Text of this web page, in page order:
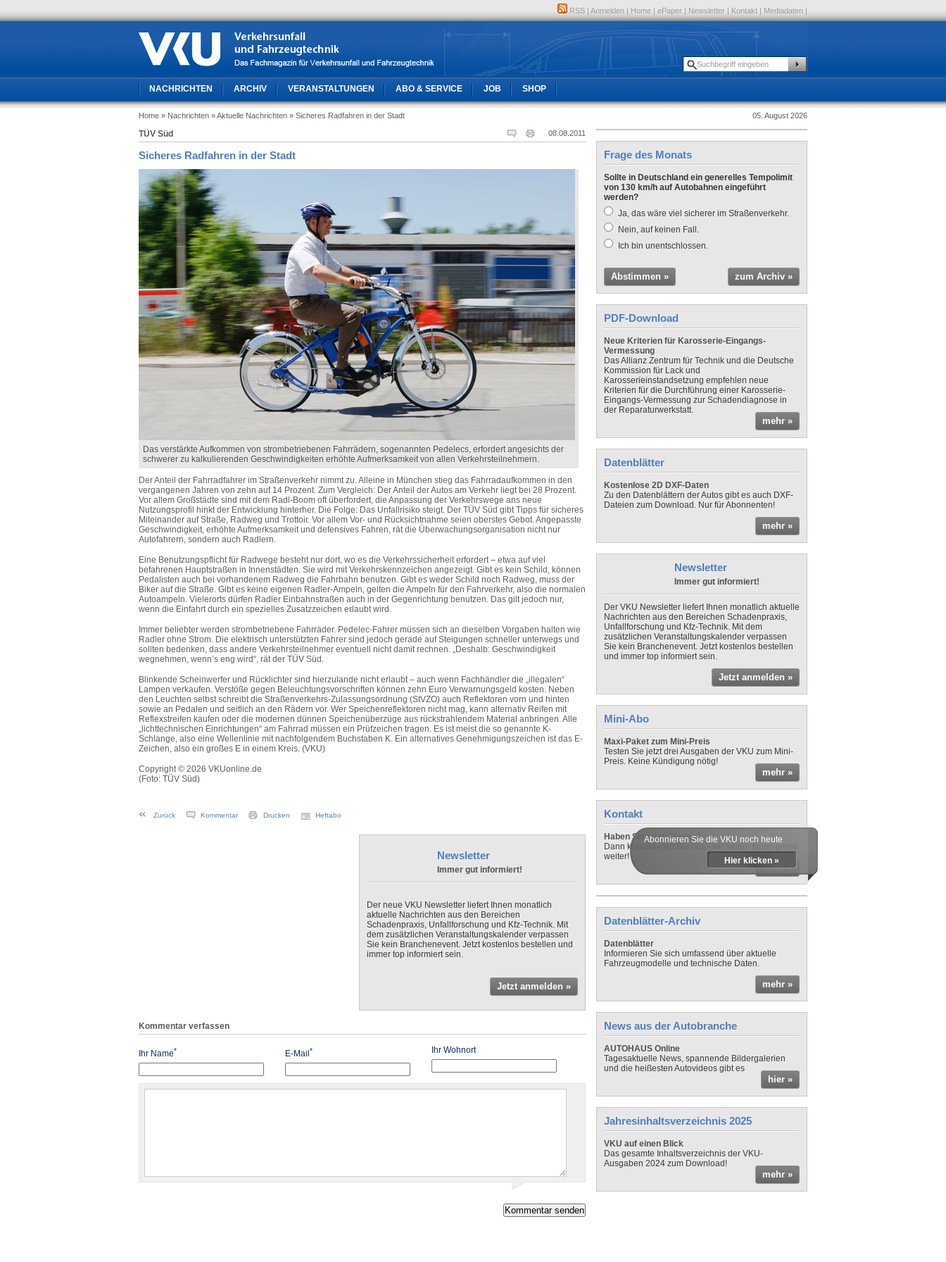
RSS | Anmelden | Home | ePaper | Newsletter | Kontakt | Mediadaten |
NACHRICHTEN ARCHIV VERANSTALTUNGEN ABO & SERVICE JOB SHOP
Home » Nachrichten » Aktuelle Nachrichten » Sicheres Radfahren in der Stadt 05. August 2026
08.08.2011
TÜV Süd
Sicheres Radfahren in der Stadt
Das verstärkte Aufkommen von strombetriebenen Fahrrädern, sogenannten Pedelecs, erfordert angesichts der
schwerer zu kalkulierenden Geschwindigkeiten erhöhte Aufmerksamkeit von allen Verkehrsteilnehmern.
Der Anteil der Fahrradfahrer im Straßenverkehr nimmt zu. Alleine in München stieg das Fahrradaufkommen in den
vergangenen Jahren von zehn auf 14 Prozent. Zum Vergleich: Der Anteil der Autos am Verkehr liegt bei 28 Prozent.
Vor allem Großstädte sind mit dem Radl-Boom oft überfordert, die Anpassung der Verkehrswege ans neue
Nutzungsprofil hinkt der Entwicklung hinterher. Die Folge: Das Unfallrisiko steigt. Der TÜV Süd gibt Tipps für sicheres
Miteinander auf Straße, Radweg und Trottoir. Vor allem Vor- und Rücksichtnahme seien oberstes Gebot. Angepasste
Geschwindigkeit, erhöhte Aufmerksamkeit und defensives Fahren, rät die Überwachungsorganisation nicht nur
Autofahrern, sondern auch Radlern.
Eine Benutzungspflicht für Radwege besteht nur dort, wo es die Verkehrssicherheit erfordert – etwa auf viel
befahrenen Hauptstraßen in Innenstädten. Sie wird mit Verkehrskennzeichen angezeigt. Gibt es kein Schild, können
Pedalisten auch bei vorhandenem Radweg die Fahrbahn benutzen. Gibt es weder Schild noch Radweg, muss der
Biker auf die Straße. Gibt es keine eigenen Radler-Ampeln, gelten die Ampeln für den Fahrverkehr, also die normalen
Autoampeln. Vielerorts dürfen Radler Einbahnstraßen auch in der Gegenrichtung benutzen. Das gilt jedoch nur,
wenn die Einfahrt durch ein spezielles Zusatzzeichen erlaubt wird.
Immer beliebter werden strombetriebene Fahrräder. Pedelec-Fahrer müssen sich an dieselben Vorgaben halten wie
Radler ohne Strom. Die elektrisch unterstützten Fahrer sind jedoch gerade auf Steigungen schneller unterwegs und
sollten bedenken, dass andere Verkehrsteilnehmer eventuell nicht damit rechnen. „Deshalb: Geschwindigkeit
wegnehmen, wenn’s eng wird“, rät der TÜV Süd.
Blinkende Scheinwerfer und Rücklichter sind hierzulande nicht erlaubt – auch wenn Fachhändler die „illegalen“
Lampen verkaufen. Verstöße gegen Beleuchtungsvorschriften können zehn Euro Verwarnungsgeld kosten. Neben
den Leuchten selbst schreibt die Straßenverkehrs-Zulassungsordnung (StVZO) auch Reflektoren vorn und hinten
sowie an Pedalen und seitlich an den Rädern vor. Wer Speichenreflektoren nicht mag, kann alternativ Reifen mit
Reflexstreifen kaufen oder die modernen dünnen Speichenüberzüge aus rückstrahlendem Material anbringen. Alle
„lichttechnischen Einrichtungen“ am Fahrrad müssen ein Prüfzeichen tragen. Es ist meist die so genannte K-
Schlange, also eine Wellenlinie mit nachfolgendem Buchstaben K. Ein alternatives Genehmigungszeichen ist das E-
Zeichen, also ein großes E in einem Kreis. (VKU)
Copyright © 2026 VKUonline.de
(Foto: TÜV Süd)
Zurück Kommentar Drucken Heftabo
Newsletter
Immer gut informiert!
Der neue VKU Newsletter liefert Ihnen monatlich
aktuelle Nachrichten aus den Bereichen
Schadenpraxis, Unfallforschung und Kfz-Technik. Mit
dem zusätzlichen Veranstaltungskalender verpassen
Sie kein Branchenevent. Jetzt kostenlos bestellen und
immer top informiert sein.
Jetzt anmelden »
Kommentar verfassen
Ihr Name* E-Mail * Ihr Wohnort
Frage des Monats
Sollte in Deutschland ein generelles Tempolimit
von 130 km/h auf Autobahnen eingeführt
werden?
Ja, das wäre viel sicherer im Straßenverkehr.
Nein, auf keinen Fall.
Ich bin unentschlossen.
Abstimmen » zum Archiv »
PDF-Download
Neue Kriterien für Karosserie-Eingangs-
Vermessung
Das Allianz Zentrum für Technik und die Deutsche
Kommission für Lack und
Karosserieinstandsetzung empfehlen neue
Kriterien für die Durchführung einer Karosserie-
Eingangs-Vermessung zur Schadendiagnose in
der Reparaturwerkstatt.
mehr »
Datenblätter
Kostenlose 2D DXF-Daten
Zu den Datenblättern der Autos gibt es auch DXF-
Dateien zum Download. Nur für Abonnenten!
mehr »
Newsletter
Immer gut informiert!
Der VKU Newsletter liefert Ihnen monatlich aktuelle
Nachrichten aus den Bereichen Schadenpraxis,
Unfallforschung und Kfz-Technik. Mit dem
zusätzlichen Veranstaltungskalender verpassen
Sie kein Branchenevent. Jetzt kostenlos bestellen
und immer top informiert sein.
Jetzt anmelden »
Mini-Abo
Maxi-Paket zum Mini-Preis
Testen Sie jetzt drei Ausgaben der VKU zum Mini-
Preis. Keine Kündigung nötig!
mehr »
Kontakt
Haben Sie noch Fragen?
Dann kontaktieren Sie uns - wir helfen Ihnen gerne
weiter!
mehr »
Abonnieren Sie die VKU noch heute
Hier klicken »
Datenblätter-Archiv
Datenblätter
Informieren Sie sich umfassend über aktuelle
Fahrzeugmodelle und technische Daten.
mehr »
News aus der Autobranche
AUTOHAUS Online
Tagesaktuelle News, spannende Bildergalerien
und die heißesten Autovideos gibt es
hier »
Jahresinhaltsverzeichnis 2025
VKU auf einen Blick
Das gesamte Inhaltsverzeichnis der VKU-
Ausgaben 2024 zum Download!
mehr »